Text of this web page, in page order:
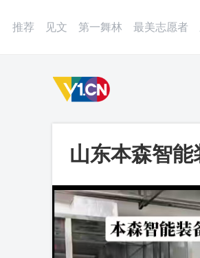
推荐 见文 第一舞林 最美志愿者
山东本森智